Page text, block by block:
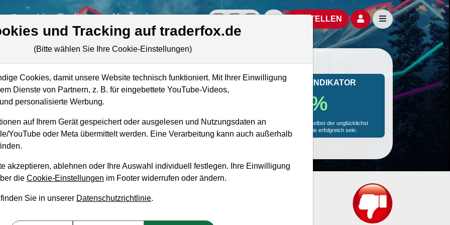
Live-Trading Akademie offizielle Social Media-AccountsAktien- und Artikelsuche öffnen
BESTELLEN Seitennavigation
Marktkapitalisierung 583,94 Mio. USD
Unternehmenswert
Umsatz 311,71 Mio. USD
MONKEY-TRADER INDIKATOR
29.7 %
Mit 29.7 % Wahrscheinlichkeit wird selbst der unglücklichst
agierende Trader mit dieser Aktie erfolgreich sein.
und Tracking auf traderfox.de
(Bitte wählen Sie Ihre Cookie-Einstellungen)
Cookies, damit unsere Website technisch funktioniert. Mit Ihrer Einwilligung
Dienste von Partnern, z. B. für eingebettete YouTube-Videos,
personalisierte Werbung.
auf Ihrem Gerät gespeichert oder ausgelesen und Nutzungsdaten an
YouTube oder Meta übermittelt werden. Eine Verarbeitung kann auch außerhalb
akzeptieren, ablehnen oder Ihre Auswahl individuell festlegen. Ihre Einwilligung
die Cookie-Einstellungen im Footer widerrufen oder ändern.
Sie in unserer Datenschutzrichtlinie.